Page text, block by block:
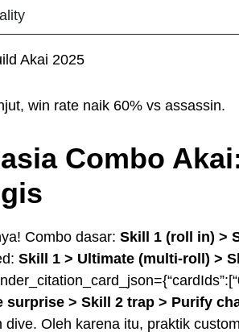
Akai 2025
win rate naik 60% vs assassin.
Combo
Combo dasar: Skill 1 (roll in) >
Skill 1 > Ultimate (multi-roll) >
surprise > Skill 2 trap > Purify
dive. Oleh karena itu, praktik